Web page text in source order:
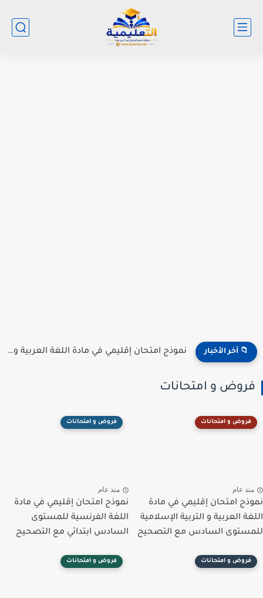
📁 آخر الأخبار نموذج امتحان إقليمي في مادة اللغة العربية و التربية الإسلامية...
فروض و امتحانات
فروض و امتحانات
منذ عام
نموذج امتحان إقليمي في مادة
اللغة العربية و التربية الإسلامية
للمستوى السادس مع التصحيح
فروض و امتحانات
منذ عام
نموذج امتحان إقليمي في مادة
اللغة الفرنسية للمستوى
السادس ابتدائي مع التصحيح
فروض و امتحانات فروض و امتحانات